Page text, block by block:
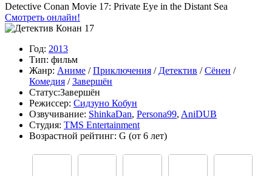
Detective Conan Movie 17: Private Eye in the Distant Sea
Смотреть онлайн!
Год: 2013
Тип: фильм
Жанр: Аниме /Приключения / Детектив /Сёнен /
Комедия /Завершён
Статус:Завершён
Режиссер: Сидзуно Кобун
Озвучивание: ShinkaDan, Persona99, AniDUB
Студия: TMS Entertainment
Возрастной рейтинг: G (от 6 лет)